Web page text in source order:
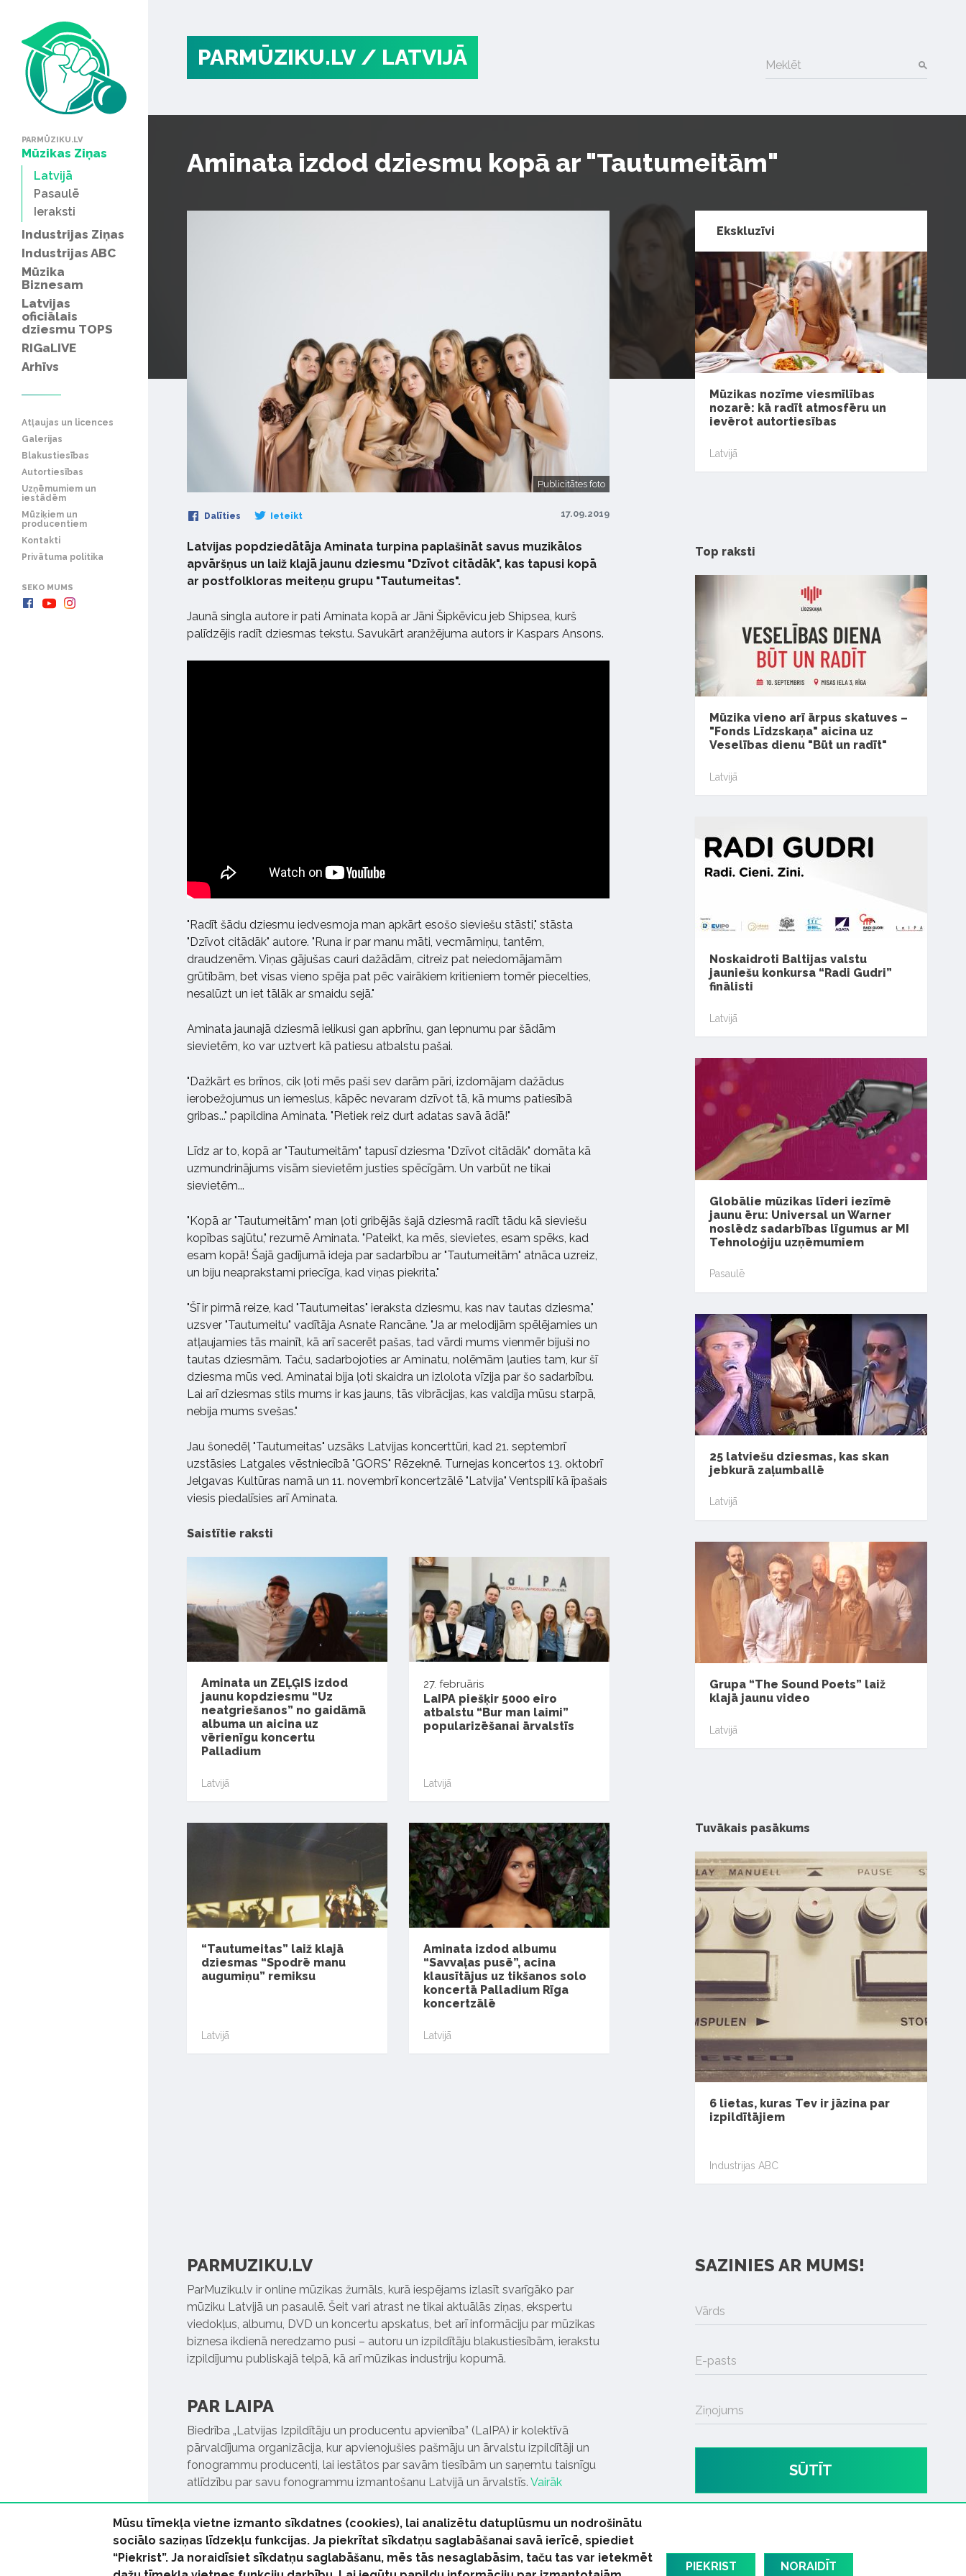
PARMŪZIKU.LV
Mūzikas Ziņas
Latvijā
Pasaulē
Ieraksti
Industrijas Ziņas
Industrijas ABC
Mūzika
Biznesam
Latvijas
oficiālais
dziesmu TOPS
RIGaLIVE
Arhīvs
Atļaujas un licences
Galerijas
Blakustiesības
Autortiesības
Uzņēmumiem un
iestādēm
Mūziķiem un
producentiem
Kontakti
Privātuma politika
SEKO MUMS
PARMŪZIKU.LV / LATVIJĀ Meklēt
Aminata izdod dziesmu kopā ar "Tautumeitām"
Publicitātes foto
Dalīties Ieteikt 17.09.2019
Latvijas popdziedātāja Aminata turpina paplašināt savus muzikālos
apvāršņus un laiž klajā jaunu dziesmu "Dzīvot citādāk", kas tapusi kopā
ar postfolkloras meiteņu grupu "Tautumeitas".
Jaunā singla autore ir pati Aminata kopā ar Jāni Šipkēvicu jeb Shipsea, kurš
palīdzējis radīt dziesmas tekstu. Savukārt aranžējuma autors ir Kaspars Ansons.
"Radīt šādu dziesmu iedvesmoja man apkārt esošo sieviešu stāsti," stāsta
"Dzīvot citādāk" autore. "Runa ir par manu māti, vecmāmiņu, tantēm,
draudzenēm. Viņas gājušas cauri dažādām, citreiz pat neiedomājamām
grūtībām, bet visas vieno spēja pat pēc vairākiem kritieniem tomēr piecelties,
nesalūzt un iet tālāk ar smaidu sejā."
Aminata jaunajā dziesmā ielikusi gan apbrīnu, gan lepnumu par šādām
sievietēm, ko var uztvert kā patiesu atbalstu pašai.
"Dažkārt es brīnos, cik ļoti mēs paši sev darām pāri, izdomājam dažādus
ierobežojumus un iemeslus, kāpēc nevaram dzīvot tā, kā mums patiesībā
gribas..." papildina Aminata. "Pietiek reiz durt adatas savā ādā!"
Līdz ar to, kopā ar "Tautumeitām" tapusī dziesma "Dzīvot citādāk" domāta kā
uzmundrinājums visām sievietēm justies spēcīgām. Un varbūt ne tikai
sievietēm...
"Kopā ar "Tautumeitām" man ļoti gribējās šajā dziesmā radīt tādu kā sieviešu
kopības sajūtu," rezumē Aminata. "Pateikt, ka mēs, sievietes, esam spēks, kad
esam kopā! Šajā gadījumā ideja par sadarbību ar "Tautumeitām" atnāca uzreiz,
un biju neaprakstami priecīga, kad viņas piekrita."
"Šī ir pirmā reize, kad "Tautumeitas" ieraksta dziesmu, kas nav tautas dziesma,"
uzsver "Tautumeitu" vadītāja Asnate Rancāne. "Ja ar melodijām spēlējamies un
atļaujamies tās mainīt, kā arī sacerēt pašas, tad vārdi mums vienmēr bijuši no
tautas dziesmām. Taču, sadarbojoties ar Aminatu, nolēmām ļauties tam, kur šī
dziesma mūs ved. Aminatai bija ļoti skaidra un izlolota vīzija par šo sadarbību.
Lai arī dziesmas stils mums ir kas jauns, tās vibrācijas, kas valdīja mūsu starpā,
nebija mums svešas."
Jau šonedēļ "Tautumeitas" uzsāks Latvijas koncerttūri, kad 21. septembrī
uzstāsies Latgales vēstniecībā "GORS" Rēzeknē. Turnejas koncertos 13. oktobrī
Jelgavas Kultūras namā un 11. novembrī koncertzālē "Latvija" Ventspilī kā īpašais
viesis piedalīsies arī Aminata.
Saistītie raksti
Aminata un ZEĻĢIS izdod
jaunu kopdziesmu “Uz
neatgriešanos” no gaidāmā
albuma un aicina uz
vērienīgu koncertu
Palladium
Latvijā
27. februāris
LaIPA piešķir 5000 eiro
atbalstu “Bur man laimi”
popularizēšanai ārvalstīs
Latvijā
“Tautumeitas” laiž klajā
dziesmas “Spodrē manu
augumiņu” remiksu
Latvijā
Aminata izdod albumu
“Savvaļas pusē”, acina
klausītājus uz tikšanos solo
koncertā Palladium Rīga
koncertzālē
Latvijā
Ekskluzīvi
Mūzikas nozīme viesmīlības
nozarē: kā radīt atmosfēru un
ievērot autortiesības
Latvijā
Top raksti
Mūzika vieno arī ārpus skatuves –
"Fonds Līdzskaņa" aicina uz
Veselības dienu "Būt un radīt"
Latvijā
Noskaidroti Baltijas valstu
jauniešu konkursa “Radi Gudri”
finālisti
Latvijā
Globālie mūzikas līderi iezīmē
jaunu ēru: Universal un Warner
noslēdz sadarbības līgumus ar MI
Tehnoloģiju uzņēmumiem
Pasaulē
25 latviešu dziesmas, kas skan
jebkurā zaļumballē
Latvijā
Grupa “The Sound Poets” laiž
klajā jaunu video
Latvijā
Tuvākais pasākums
6 lietas, kuras Tev ir jāzina par
izpildītājiem
Industrijas ABC
PARMUZIKU.LV
ParMuziku.lv ir online mūzikas žurnāls, kurā iespējams izlasīt svarīgāko par
mūziku Latvijā un pasaulē. Šeit vari atrast ne tikai aktuālās ziņas, ekspertu
viedokļus, albumu, DVD un koncertu apskatus, bet arī informāciju par mūzikas
biznesa ikdienā neredzamo pusi – autoru un izpildītāju blakustiesībām, ierakstu
izpildījumu publiskajā telpā, kā arī mūzikas industriju kopumā.
PAR LAIPA
Biedrība „Latvijas Izpildītāju un producentu apvienība” (LaIPA) ir kolektīvā
pārvaldījuma organizācija, kur apvienojušies pašmāju un ārvalstu izpildītāji un
fonogrammu producenti, lai iestātos par savām tiesībām un saņemtu taisnīgu
atlīdzību par savu fonogrammu izmantošanu Latvijā un ārvalstīs. Vairāk
SAZINIES AR MUMS!
Vārds
E-pasts
Ziņojums
SŪTĪT
Mūsu tīmekļa vietne izmanto sīkdatnes (cookies), lai analizētu datuplūsmu un nodrošinātu
sociālo saziņas līdzekļu funkcijas. Ja piekrītat sīkdatņu saglabāšanai savā ierīcē, spiediet
“Piekrist”. Ja noraidīsiet sīkdatņu saglabāšanu, mēs tās nesaglabāsim, taču tas var ietekmēt
PIEKRIST NORAIDĪT